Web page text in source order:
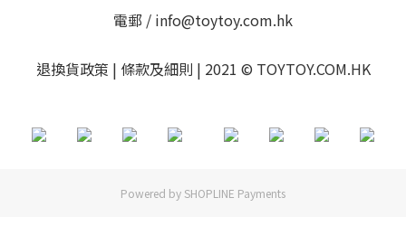
電郵 / info@toytoy.com.hk
退換貨政策 | 條款及細則 | 2021 © TOYTOY.COM.HK
Powered by SHOPLINE Payments